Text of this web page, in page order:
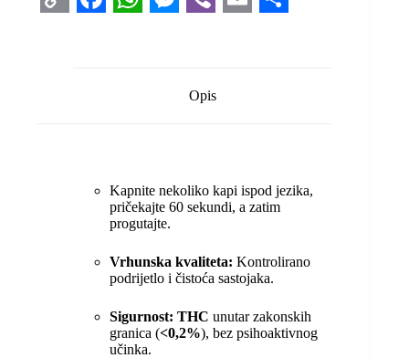
y
e
t
p
p
s
g
e
r
b
e
i
r
Opis
Kapnite nekoliko kapi ispod jezika,
pričekajte 60 sekundi, a zatim
progutajte.
Vrhunska kvaliteta: Kontrolirano
podrijetlo i čistoća sastojaka.
Sigurnost: THC unutar zakonskih
granica (<0,2%), bez psihoaktivnog
učinka.